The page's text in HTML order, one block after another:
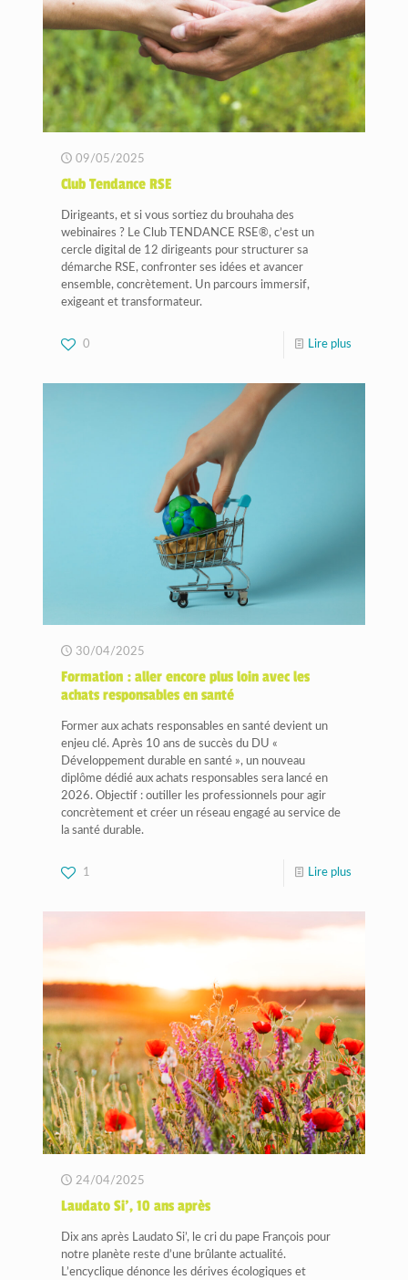
09/05/2025
Club Tendance RSE
Dirigeants, et si vous sortiez du brouhaha des
webinaires ? Le Club TENDANCE RSE®, c’est un
cercle digital de 12 dirigeants pour structurer sa
démarche RSE, confronter ses idées et avancer
ensemble, concrètement. Un parcours immersif,
exigeant et transformateur.
0 Lire plus
30/04/2025
Formation : aller encore plus loin avec les
achats responsables en santé
Former aux achats responsables en santé devient un
enjeu clé. Après 10 ans de succès du DU «
Développement durable en santé », un nouveau
diplôme dédié aux achats responsables sera lancé en
2026. Objectif : outiller les professionnels pour agir
concrètement et créer un réseau engagé au service de
la santé durable.
1 Lire plus
24/04/2025
Laudato Si’, 10 ans après
​Dix ans après Laudato Si’, le cri du pape François pour
notre planète reste d’une brûlante actualité.
L’encyclique dénonce les dérives écologiques et